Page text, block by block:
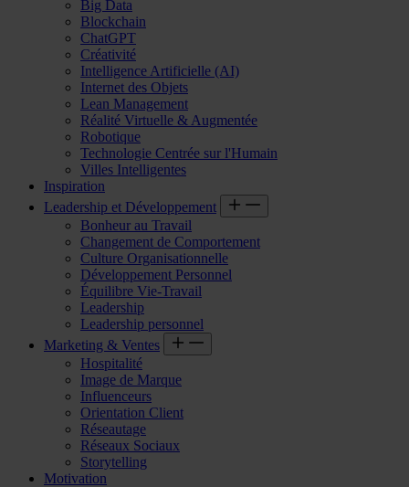
Big Data
Blockchain
ChatGPT
Créativité
Intelligence Artificielle (AI)
Internet des Objets
Lean Management
Réalité Virtuelle & Augmentée
Robotique
Technologie Centrée sur l'Humain
Villes Intelligentes
Inspiration
Leadership et Développement
Bonheur au Travail
Changement de Comportement
Culture Organisationnelle
Développement Personnel
Équilibre Vie-Travail
Leadership
Leadership personnel
Marketing & Ventes
Hospitalité
Image de Marque
Influenceurs
Orientation Client
Réseautage
Réseaux Sociaux
Storytelling
Motivation